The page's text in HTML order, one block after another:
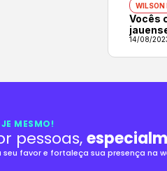
WILSON
Vocês
14/08/
MESMO!
pessoas,
favor e fortaleça sua presença na